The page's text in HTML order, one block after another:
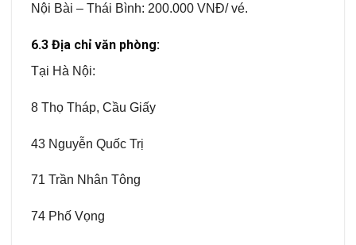
Nội Bài – Thái Bình: 200.000 VNĐ/ vé.
6.3 Địa chỉ văn phòng:
Tại Hà Nội:
8 Thọ Tháp, Cầu Giấy
43 Nguyễn Quốc Trị
71 Trần Nhân Tông
74 Phố Vọng